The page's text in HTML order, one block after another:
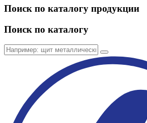
Поиск по каталогу продукции
Поиск по каталогу